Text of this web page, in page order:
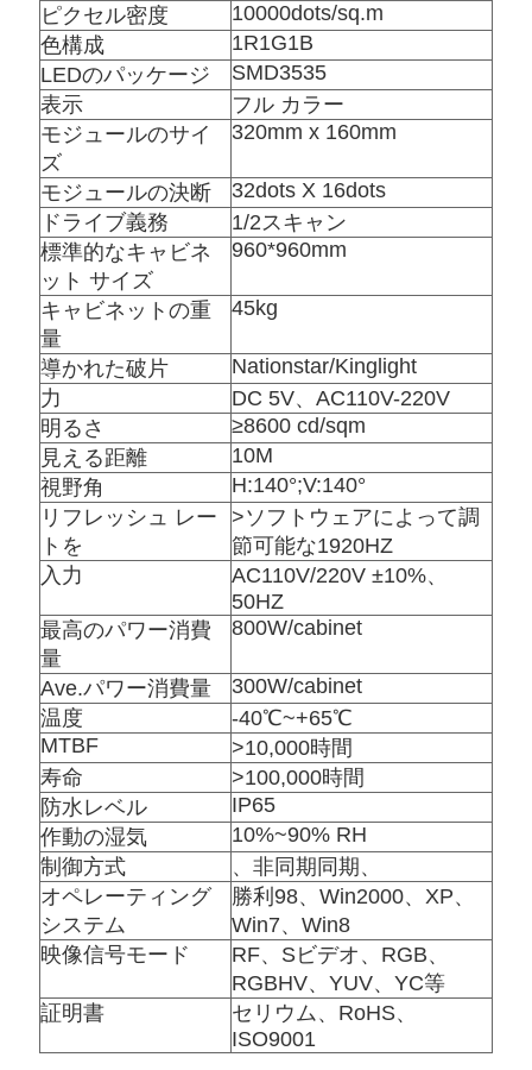
ピクセル密度
10000dots/sq.m
色構成
1R1G1B
LEDのパッケージ
SMD3535
表示
フル カラー
モジュールのサイ
ズ
320mm x 160mm
モジュールの決断
32dots X 16dots
ドライブ義務
1/2スキャン
標準的なキャビネ
ット サイズ
960*960mm
キャビネットの重
量
45kg
導かれた破片
Nationstar/Kinglight
力
DC 5V、AC110V-220V
明るさ
≥8600 cd/sqm
見える距離
10M
視野角
H:140°;V:140°
リフレッシュ レー
トを
>ソフトウェアによって調
節可能な1920HZ
入力
AC110V/220V ±10%、
50HZ
最高のパワー消費
量
800W/cabinet
Ave.パワー消費量
300W/cabinet
温度
-40℃~+65℃
MTBF
>10,000時間
寿命
>100,000時間
防水レベル
IP65
作動の湿気
10%~90% RH
制御方式
、非同期同期、
オペレーティング
システム
勝利98、Win2000、XP、
Win7、Win8
映像信号モード
RF、Sビデオ、RGB、
RGBHV、YUV、YC等
証明書
セリウム、RoHS、
ISO9001